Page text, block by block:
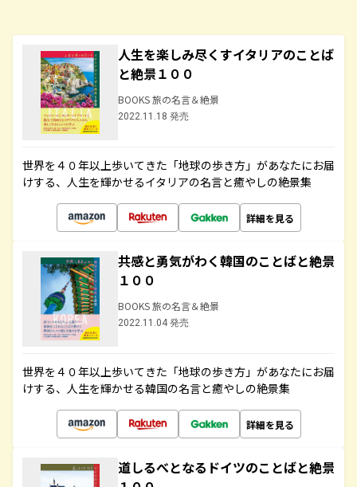
人生を楽しみ尽くすイタリアのことば
と絶景１００
BOOKS 旅の名言＆絶景
2022.11.18 発売
世界を４０年以上歩いてきた「地球の歩き方」があなたにお届
けする、人生を輝かせるイタリアの名言と癒やしの絶景集
詳細を見る
共感と勇気がわく韓国のことばと絶景
１００
BOOKS 旅の名言＆絶景
2022.11.04 発売
世界を４０年以上歩いてきた「地球の歩き方」があなたにお届
けする、人生を輝かせる韓国の名言と癒やしの絶景集
詳細を見る
道しるべとなるドイツのことばと絶景